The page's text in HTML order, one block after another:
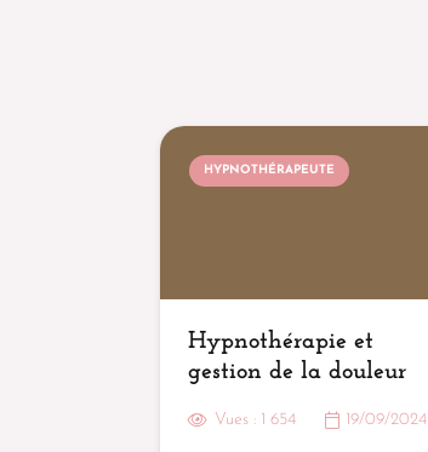
HYPNOTHÉRAPEUTE
Hypnothérapie et
gestion de la douleur
Vues : 1 654 19/09/2024